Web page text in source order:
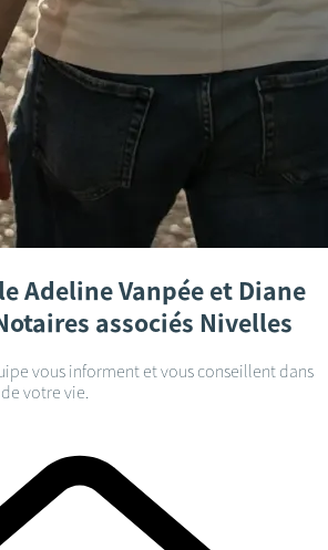
Adeline Vanpée et Diane
associés Nivelles
vous informent et vous conseillent dans
votre vie.